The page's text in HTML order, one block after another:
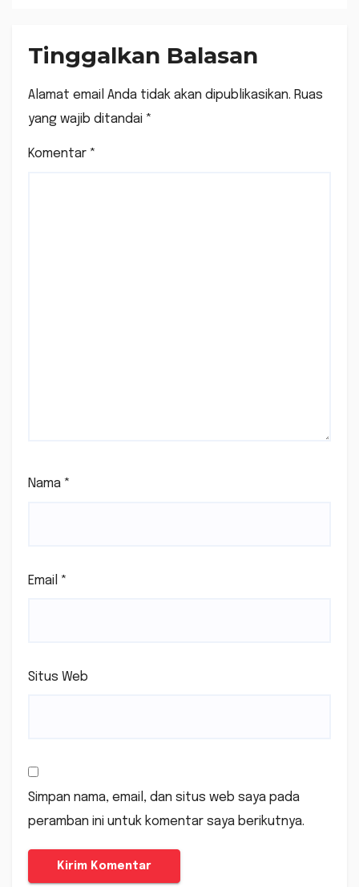
Tinggalkan Balasan
Alamat email Anda tidak akan dipublikasikan. Ruas
yang wajib ditandai *
Komentar *
Nama *
Email *
Situs Web
Simpan nama, email, dan situs web saya pada
peramban ini untuk komentar saya berikutnya.